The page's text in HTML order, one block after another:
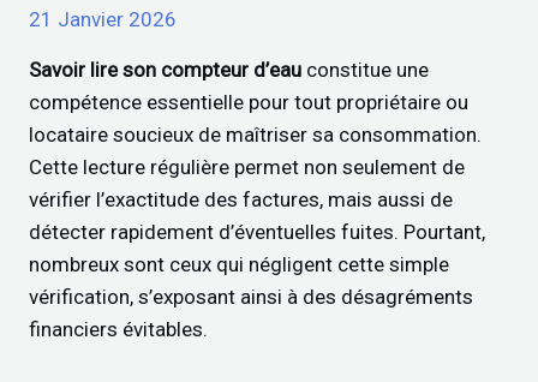
21 Janvier 2026
Savoir lire son compteur d’eau constitue une
compétence essentielle pour tout propriétaire ou
locataire soucieux de maîtriser sa consommation.
Cette lecture régulière permet non seulement de
vérifier l’exactitude des factures, mais aussi de
détecter rapidement d’éventuelles fuites. Pourtant,
nombreux sont ceux qui négligent cette simple
vérification, s’exposant ainsi à des désagréments
financiers évitables.